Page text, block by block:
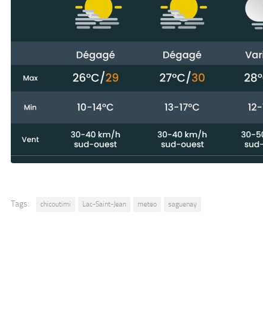
Tags: chicoutimi Lac-Saint-Jean meteo saguenay